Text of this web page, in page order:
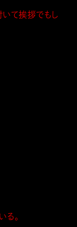
いて挨拶でもし
る。